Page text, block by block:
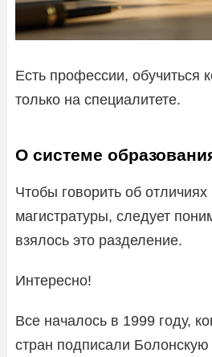
Есть профессии, обучиться
только на специалитете.
О системе
Чтобы говорить об
магистратуры, следует
взялось это разделение.
Интересно!
Все началось в 1999 году,
стран подписали